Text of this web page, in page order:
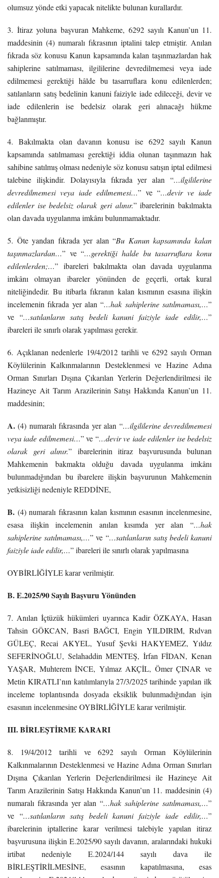
olumsuz yönde etki yapacak nitelikte bulunan kurallardır.
3. İtiraz yoluna başvuran Mahkeme, 6292 sayılı Kanun’un 11.
maddesinin (4) numaralı fıkrasının iptalini talep etmiştir. Anılan
fıkrada söz konusu Kanun kapsamında kalan taşınmazlardan hak
sahiplerine satılmaması, ilgililerine devredilmemesi veya iade
edilmemesi gerektiği hâlde bu tasarruflara konu edilenlerden;
satılanların satış bedelinin kanuni faiziyle iade edileceği, devir ve
iade edilenlerin ise bedelsiz olarak geri alınacağı hükme
bağlanmıştır.
4. Bakılmakta olan davanın konusu ise 6292 sayılı Kanun
kapsamında satılmaması gerektiği iddia olunan taşınmazın hak
sahibine satılmış olması nedeniyle söz konusu satışın iptal edilmesi
talebine ilişkindir. Dolayısıyla fıkrada yer alan “…ilgililerine
devredilmemesi veya iade edilmemesi…” ve “…devir ve iade
edilenler ise bedelsiz olarak geri alınır.” ibarelerinin bakılmakta
olan davada uygulanma imkânı bulunmamaktadır.
5. Öte yandan fıkrada yer alan “Bu Kanun kapsamında kalan
taşınmazlardan…” ve “…gerektiği halde bu tasarruflara konu
edilenlerden;…” ibareleri bakılmakta olan davada uygulanma
imkânı olmayan ibareler yönünden de geçerli, ortak kural
niteliğindedir. Bu itibarla fıkranın kalan kısmının esasına ilişkin
incelemenin fıkrada yer alan “…hak sahiplerine satılmaması,…”
ve “…satılanların satış bedeli kanuni faiziyle iade edilir,…”
ibareleri ile sınırlı olarak yapılması gerekir.
6. Açıklanan nedenlerle 19/4/2012 tarihli ve 6292 sayılı Orman
Köylülerinin Kalkınmalarının Desteklenmesi ve Hazine Adına
Orman Sınırları Dışına Çıkarılan Yerlerin Değerlendirilmesi ile
Hazineye Ait Tarım Arazilerinin Satışı Hakkında Kanun’un 11.
maddesinin;
A. (4) numaralı fıkrasında yer alan “…ilgililerine devredilmemesi
veya iade edilmemesi…” ve “…devir ve iade edilenler ise bedelsiz
olarak geri alınır.” ibarelerinin itiraz başvurusunda bulunan
Mahkemenin bakmakta olduğu davada uygulanma imkânı
bulunmadığından bu ibarelere ilişkin başvurunun Mahkemenin
yetkisizliği nedeniyle REDDİNE,
B. (4) numaralı fıkrasının kalan kısmının esasının incelenmesine,
esasa ilişkin incelemenin anılan kısımda yer alan “…hak
sahiplerine satılmaması,…” ve “…satılanların satış bedeli kanuni
faiziyle iade edilir,…” ibareleri ile sınırlı olarak yapılmasına
OYBİRLİĞİYLE karar verilmiştir.
B. E.2025/90 Sayılı Başvuru Yönünden
7. Anılan İçtüzük hükümleri uyarınca Kadir ÖZKAYA, Hasan
Tahsin GÖKCAN, Basri BAĞCI, Engin YILDIRIM, Rıdvan
GÜLEÇ, Recai AKYEL, Yusuf Şevki HAKYEMEZ, Yıldız
SEFERİNOĞLU, Selahaddin MENTEŞ, İrfan FİDAN, Kenan
YAŞAR, Muhterem İNCE, Yılmaz AKÇİL, Ömer ÇINAR ve
Metin KIRATLI’nın katılımlarıyla 27/3/2025 tarihinde yapılan ilk
inceleme toplantısında dosyada eksiklik bulunmadığından işin
esasının incelenmesine OYBİRLİĞİYLE karar verilmiştir.
III. BİRLEŞTİRME KARARI
8. 19/4/2012 tarihli ve 6292 sayılı Orman Köylülerinin
Kalkınmalarının Desteklenmesi ve Hazine Adına Orman Sınırları
Dışına Çıkarılan Yerlerin Değerlendirilmesi ile Hazineye Ait
Tarım Arazilerinin Satışı Hakkında Kanun’un 11. maddesinin (4)
numaralı fıkrasında yer alan “…hak sahiplerine satılmaması,…”
ve “…satılanların satış bedeli kanuni faiziyle iade edilir,…”
ibarelerinin iptallerine karar verilmesi talebiyle yapılan itiraz
başvurusuna ilişkin E.2025/90 sayılı davanın, aralarındaki hukuki
irtibat nedeniyle E.2024/144 sayılı dava ile
BİRLEŞTİRİLMESİNE, esasının kapatılmasına, esas